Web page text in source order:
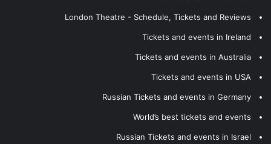
London Theatre - Schedule, Tickets and Reviews
Tickets and events in Ireland
Tickets and events in Australia
Tickets and events in USA
Russian Tickets and events in Germany
World’s best tickets and events
Russian Tickets and events in Israel